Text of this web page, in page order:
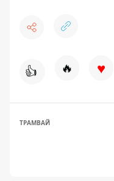
👍 🔥 ♥
ТРАМВАЙ